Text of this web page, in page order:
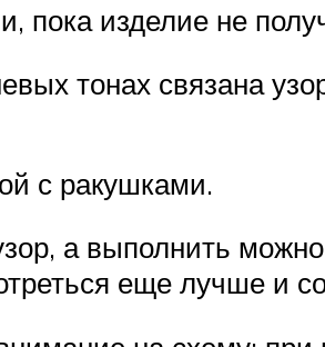
пока изделие не
тонах связана
с ракушками.
а выполнить
еще лучше и